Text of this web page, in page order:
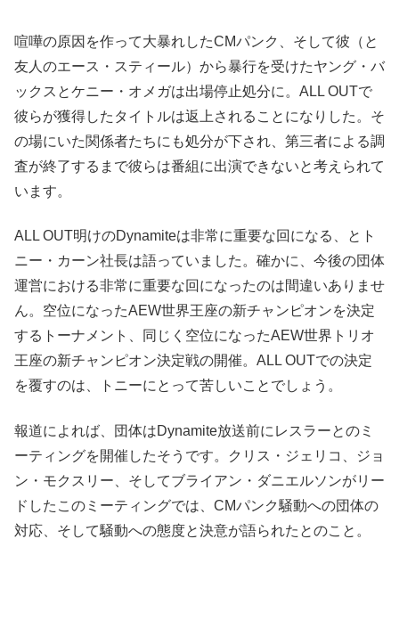
喧嘩の原因を作って大暴れしたCMパンク、そして彼（と
友人のエース・スティール）から暴行を受けたヤング・バ
ックスとケニー・オメガは出場停止処分に。ALL OUTで
彼らが獲得したタイトルは返上されることになりした。そ
の場にいた関係者たちにも処分が下され、第三者による調
査が終了するまで彼らは番組に出演できないと考えられて
います。
ALL OUT明けのDynamiteは非常に重要な回になる、とト
ニー・カーン社長は語っていました。確かに、今後の団体
運営における非常に重要な回になったのは間違いありませ
ん。空位になったAEW世界王座の新チャンピオンを決定
するトーナメント、同じく空位になったAEW世界トリオ
王座の新チャンピオン決定戦の開催。ALL OUTでの決定
を覆すのは、トニーにとって苦しいことでしょう。
報道によれば、団体はDynamite放送前にレスラーとのミ
ーティングを開催したそうです。クリス・ジェリコ、ジョ
ン・モクスリー、そしてブライアン・ダニエルソンがリー
ドしたこのミーティングでは、CMパンク騒動への団体の
対応、そして騒動への態度と決意が語られたとのこと。